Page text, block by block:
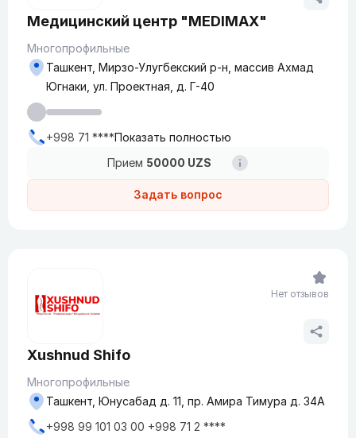
Медицинский центр "MEDIMAX"
Многопрофильные
Прием 50000 UZS
Задать вопрос
Ташкент, Мирзо-Улугбекский р-н, массив Ахмад
Югнаки, ул. Проектная, д. Г-40
+998 71 ****Показать полностью
Xushnud Shifo
Многопрофильные
Ташкент, Юнусабад д. 11, пр. Амира Тимура д. 34А
+998 99 101 03 00 +998 71 2 ****
Нет отзывов